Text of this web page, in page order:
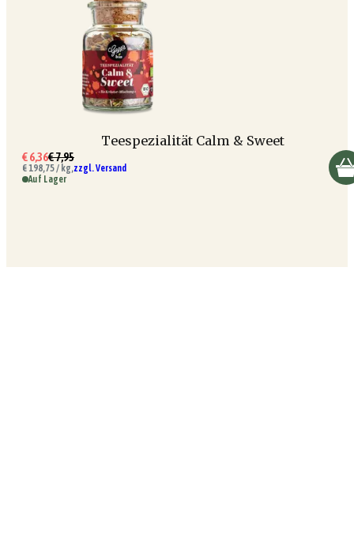
Teespezialität Calm & Sweet
€ 6,36€ 7,95
€ 198,75 / kg,zzgl. Versand
Auf Lager